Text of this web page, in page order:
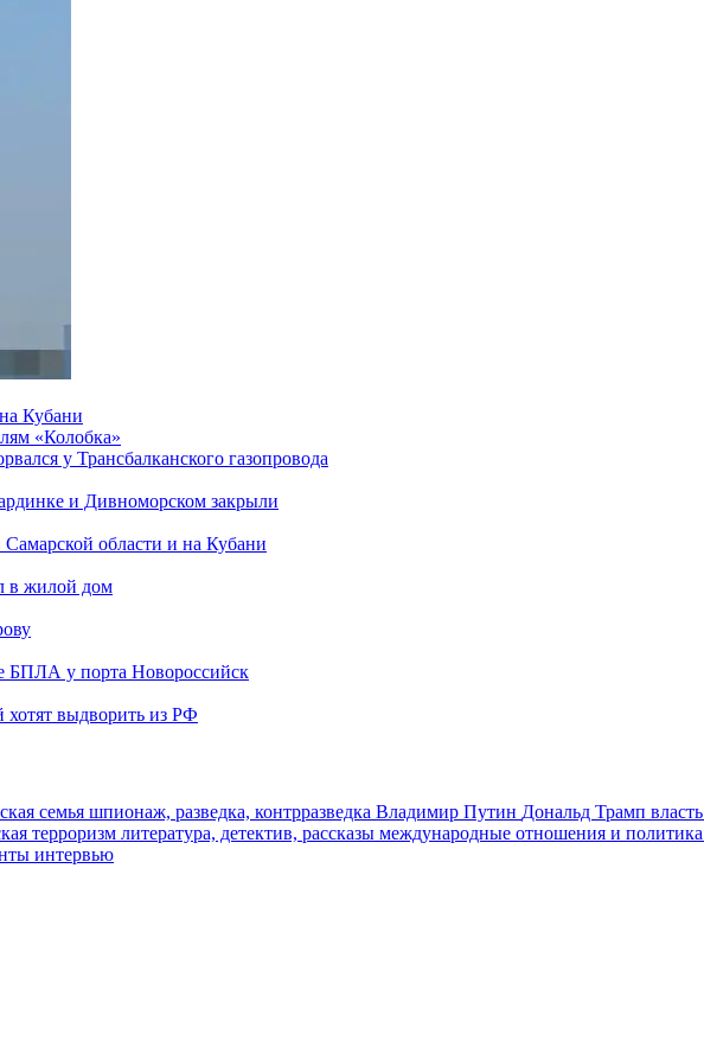
Кубани
«Колобка»
у Трансбалканского газопровода
и Дивноморском закрыли
области и на Кубани
в жилой дом
БПЛА у порта Новороссийск
хотят выдворить из РФ
семья шпионаж, разведка, контрразведка Владимир Путин Дональд Трамп власть
терроризм литература, детектив, рассказы международные отношения и политика
интервью